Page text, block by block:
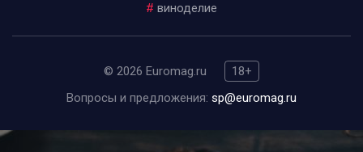
# виноделие
© 2026 Euromag.ru
18+
Вопросы и предложения: sp@euromag.ru